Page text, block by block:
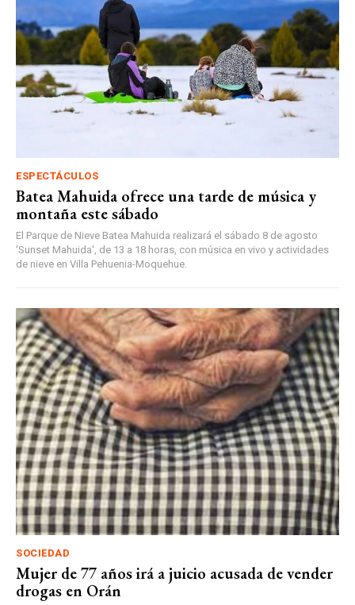
ESPECTÁCULOS
Batea Mahuida ofrece una tarde de música y
montaña este sábado
El Parque de Nieve Batea Mahuida realizará el sábado 8 de agosto
'Sunset Mahuida', de 13 a 18 horas, con música en vivo y actividades
de nieve en Villa Pehuenia-Moquehue.
SOCIEDAD
Mujer de 77 años irá a juicio acusada de vender
drogas en Orán